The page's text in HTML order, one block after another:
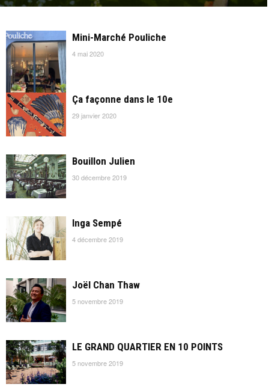
Mini-Marché Pouliche
4 mai 2020
Ça façonne dans le 10e
29 janvier 2020
Bouillon Julien
30 décembre 2019
Inga Sempé
4 décembre 2019
Joël Chan Thaw
5 novembre 2019
LE GRAND QUARTIER EN 10 POINTS
5 novembre 2019